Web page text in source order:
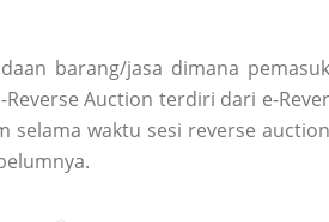
barang/jasa dimana
Reverse Auction terdiri dari e-
selama waktu sesi reverse